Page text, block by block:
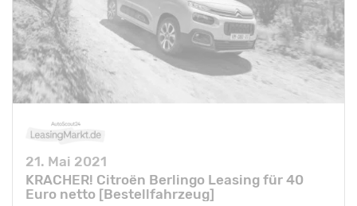
21. Mai 2021
KRACHER! Citroën Berlingo Leasing für 40
Euro netto [Bestellfahrzeug]